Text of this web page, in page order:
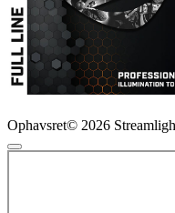
Ophavsret© 2026